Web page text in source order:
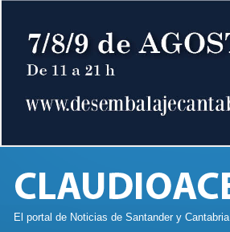
El portal de Noticias de Santander y Cantabria